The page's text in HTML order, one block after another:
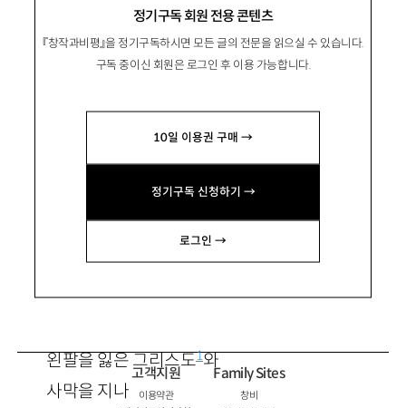
정기구독 회원 전용 콘텐츠
『창작과비평』을 정기구독하시면 모든 글의 전문을 읽으실 수 있습니다.
구독 중이신 회원은 로그인 후 이용 가능합니다.
10일 이용권 구매 →
정기구독 신청하기 →
로그인 →
소설집 『카스테라』 『더블』, 장편소설 『지구영웅
전설』 『삼미 슈퍼스타즈의 마지막 팬클럽』 『핑
kazuyajun@hanmail.net
팅커벨
왼팔을 잃은 그리스도1와
사막을 지나
고객지원
이용약관
Family Sites
창비